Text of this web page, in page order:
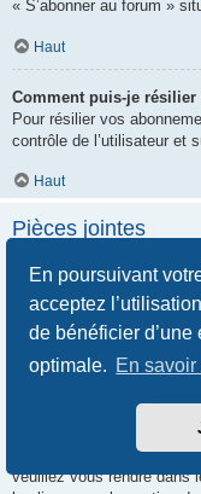
En poursuivant
acceptez
de bénéficier
optimale. En
« S’abonner au forum »
Haut
Comment puis-je résilier
Pour résilier vos
contrôle de l’utilisateur et
Haut
Pièces jointes
Quelles pièces jointes
Chaque administrateur
jointes. Si vous n’êtes
nous vous invitons à
Comment puis-je
Pour retrouver la liste
veuillez vous rendre dans